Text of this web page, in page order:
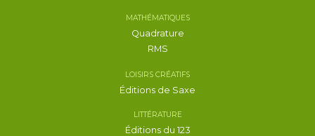
MATHÉMATIQUES
Quadrature
RMS
LOISIRS CRÉATIFS
Éditions de Saxe
LITTÉRATURE
Éditions du 123